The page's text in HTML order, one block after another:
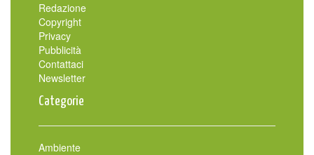
Redazione
Copyright
Privacy
Pubblicità
Contattaci
Newsletter
Categorie
Ambiente